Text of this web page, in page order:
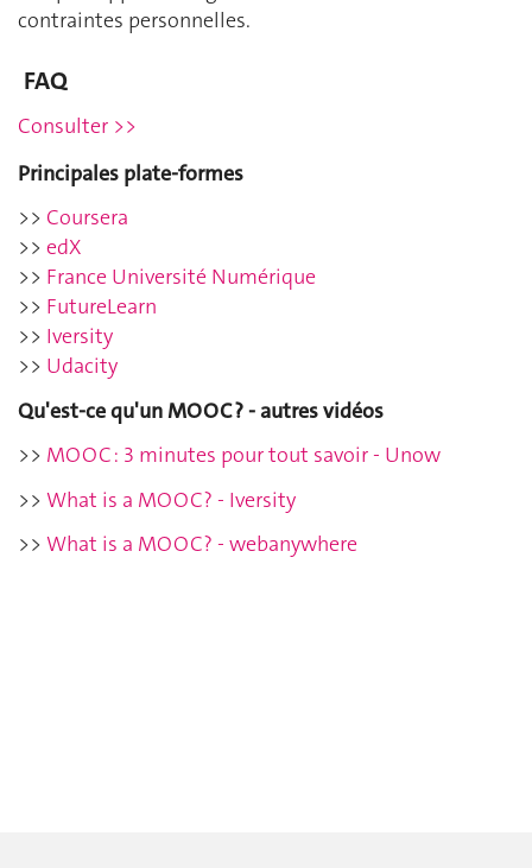
contraintes personnelles.
FAQ
Consulter >>
Principales plate-formes
>> Coursera
>> edX
>> France Université Numérique
>> FutureLearn
>> Iversity
>> Udacity
Qu'est-ce qu'un MOOC ? - autres vidéos
>> MOOC : 3 minutes pour tout savoir - Unow
>> What is a MOOC? - Iversity
>> What is a MOOC? - webanywhere